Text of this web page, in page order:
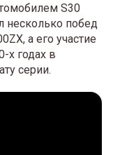
S30
несколько побед
а его участие
х годах в
серии.